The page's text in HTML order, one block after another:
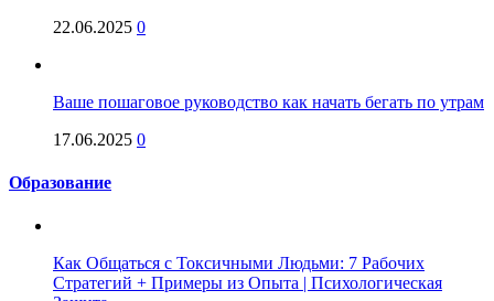
22.06.2025 0
Ваше пошаговое руководство как начать бегать по утрам
17.06.2025 0
Образование
Как Общаться с Токсичными Людьми: 7 Рабочих
Стратегий + Примеры из Опыта | Психологическая